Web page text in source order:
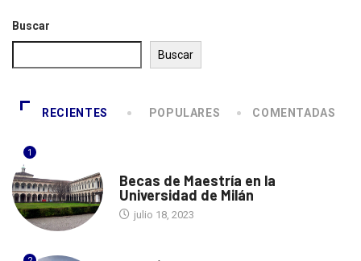
Buscar
Buscar
RECIENTES POPULARES COMENTADAS
1
Becas de Maestría en la
Universidad de Milán
julio 18, 2023